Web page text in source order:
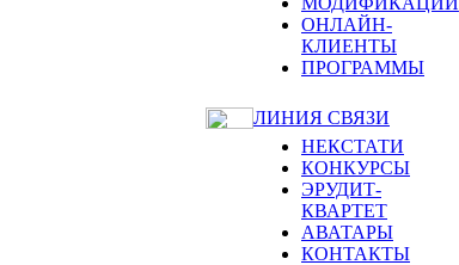
ОНЛАЙН-
КЛИЕНТЫ
ПРОГРАММЫ
ЛИНИЯ СВЯЗИ
НЕКСТАТИ
КОНКУРСЫ
ЭРУДИТ-
КВАРТЕТ
АВАТАРЫ
КОНТАКТЫ